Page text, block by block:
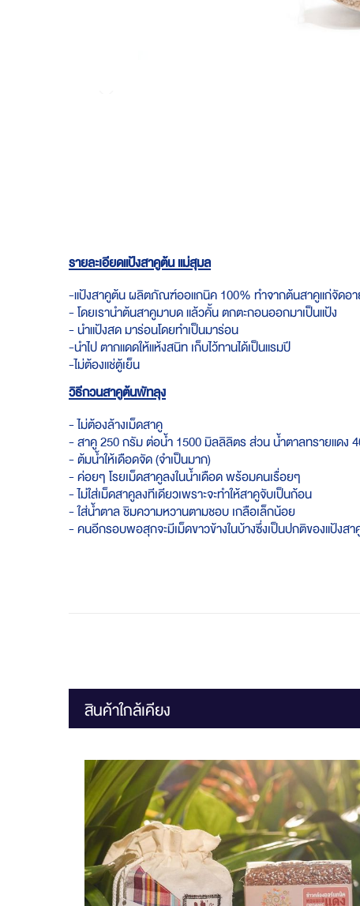
รายละเอียดแป้งสาคูต้น แม่สุมล
-แป้งสาคูต้น ผลิตภัณฑ์ออแกนิค 100% ทำจากต้นสาคูแก่จัดอ
- โดยเรานำต้นสาคูมาบด แล้วคั้น ตกตะกอนออกมาเป็นแป้ง
- นำแป้งสด มาร่อนโดยทำเป็นมาร่อน
-นำไป ตากแดดให้แห้งสนิท เก็บไว้ทานได้เป็นแรมปี
-ไม่ต้องแช่ตู้เย็น
วิธีกวนสาคูต้นพัทลุง
- ไม่ต้องล้างเม็ดสาคู
- สาคู 250 กรัม ต่อน้ำ 1500 มิลลิลิตร ส่วน น้ำตาลทรายแดง
- ต้มน้ำให้เดือดจัด (จำเป็นมาก)
- ค่อยๆ โรยเม็ดสาคูลงในน้ำเดือด พร้อมคนเรื่อยๆ
- ไม่ใส่เม็ดสาคูลงทีเดียวเพราะจะทำให้สาคูจับเป็นก้อน
- ใส่น้ำตาล ชิมความหวานตามชอบ เกลือเล็กน้อย
- คนอีกรอบพอสุกจะมีเม็ดขาวข้างในบ้างซึ่งเป็นปกติของแป้งส
สินค้าใกล้เคียง